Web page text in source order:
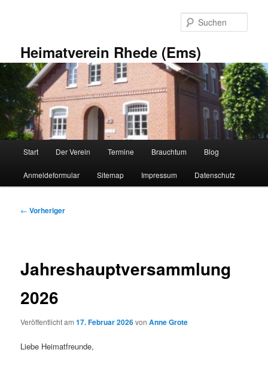
Heimatverein Rhede (Ems)
Start Der Verein Termine Brauchtum Blog
Anmeldeformular Sitemap Impressum Datenschutz
Beitragsnavigation
← Vorheriger
Jahreshauptversammlung
2026
Veröffentlicht am17. Februar 2026vonAnne Grote
Liebe Heimatfreunde,